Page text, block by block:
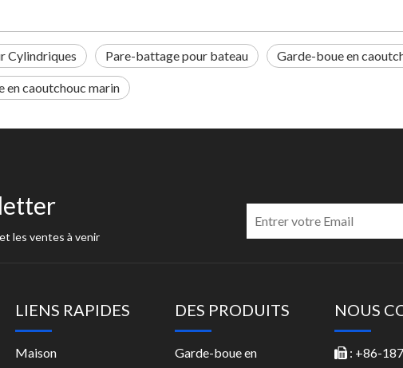
Cylindriques Pare-battage pour bateau Garde-boue en
en caoutchouc marin
les ventes à venir
LIENS RAPIDES
Maison
DES PRODUITS
Garde-boue en
NOUS
 : +86-